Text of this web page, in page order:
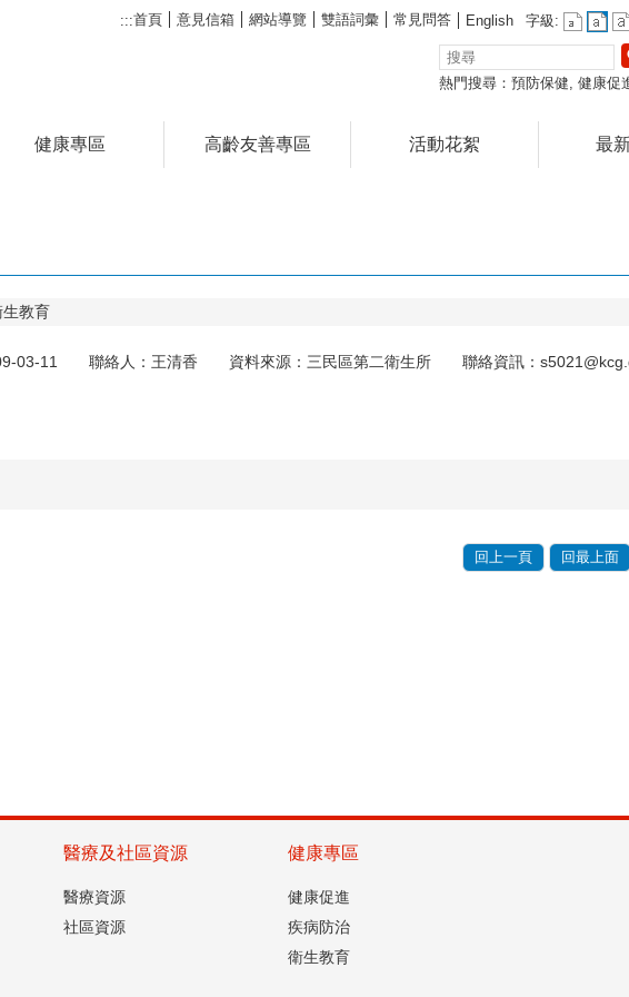
:::首頁 意見信箱 網站導覽 雙語詞彙 常見問答 English
字級:
熱門搜尋： 預防保健 健康促
健康專區 高齡友善專區 活動花絮 最
生教育
03-11 聯絡人：王清香 資料來源：三民區第二衛生所 聯絡資訊：
回上一頁 回最上面
醫療及社區資源
醫療資源
社區資源
健康專區
健康促進
疾病防治
衛生教育